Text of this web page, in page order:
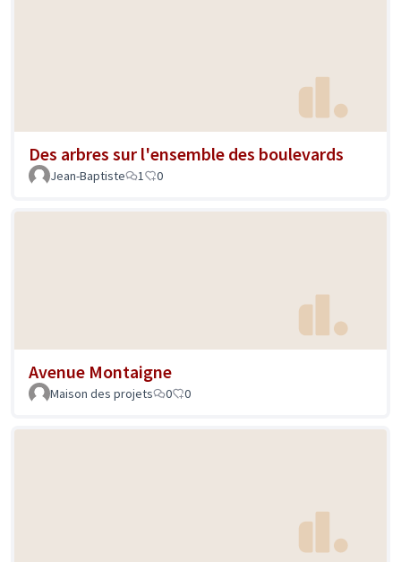
Des arbres sur l'ensemble des boulevards
Jean-Baptiste 1 0
Avenue Montaigne
Maison des projets 0 0